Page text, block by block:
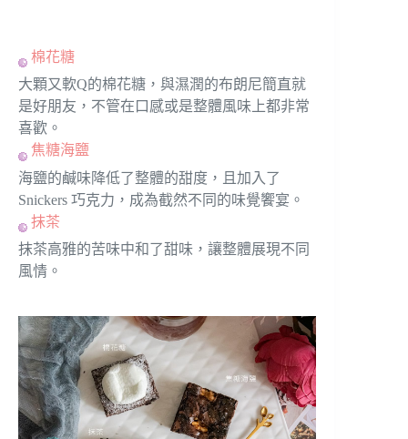
棉花糖
大顆又軟Q的棉花糖，與濕潤的布朗尼簡直就
是好朋友，不管在口感或是整體風味上都非常
喜歡。
焦糖海鹽
海鹽的鹹味降低了整體的甜度，且加入了
Snickers 巧克力，成為截然不同的味覺饗宴。
抹茶
抹茶高雅的苦味中和了甜味，讓整體展現不同
風情。